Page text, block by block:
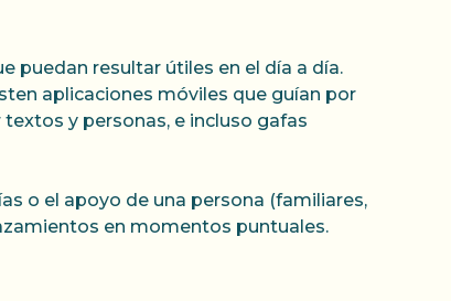
puedan resultar útiles en el día a día.
aplicaciones móviles que guían por
y personas, e incluso gafas
o el apoyo de una persona (familiares,
en momentos puntuales.